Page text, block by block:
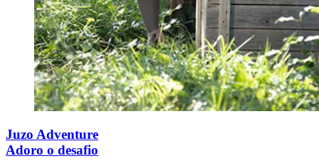
Juzo Adventure
Adoro o desafio